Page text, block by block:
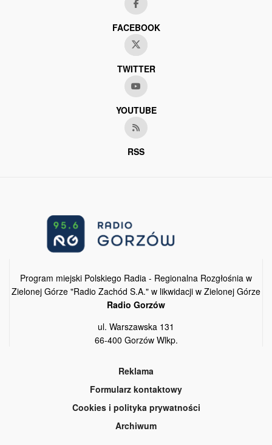
FACEBOOK
TWITTER
YOUTUBE
RSS
Program miejski Polskiego Radia - Regionalna Rozgłośnia w
Zielonej Górze "Radio Zachód S.A." w likwidacji w Zielonej Górze
Radio Gorzów
ul. Warszawska 131
66-400 Gorzów Wlkp.
Reklama
Formularz kontaktowy
Cookies i polityka prywatności
Archiwum